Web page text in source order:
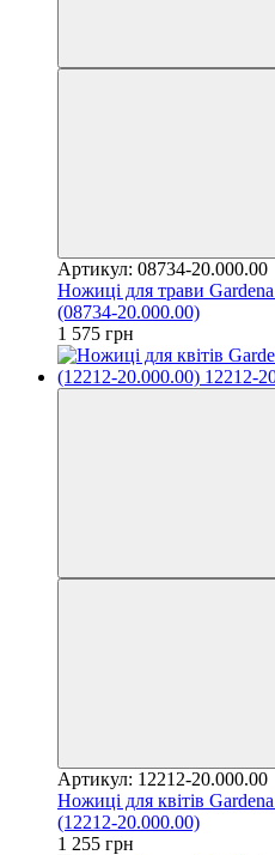
Артикул: 08734-20.000.00
Ножиці для трави
(08734-20.000.00)
1 575 грн
Артикул: 12212-20.000.00
Ножиці для квітів
(12212-20.000.00)
1 255 грн